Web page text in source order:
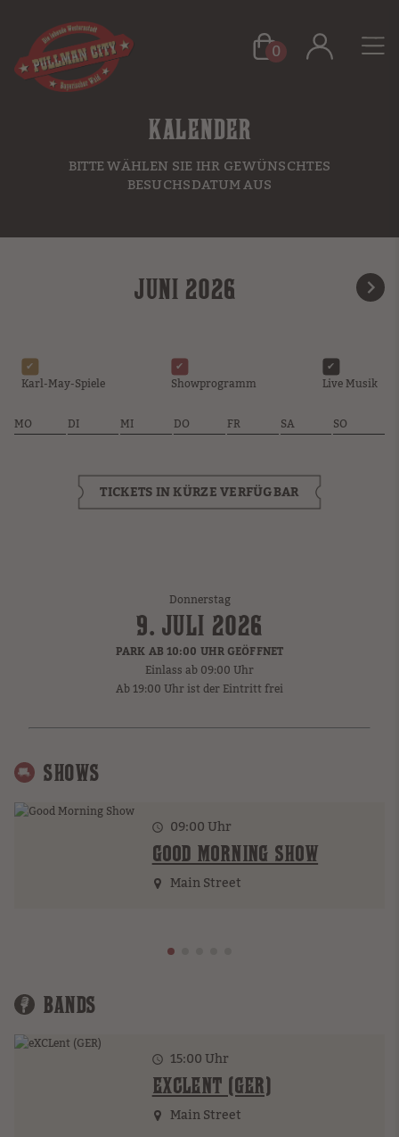
0
KALENDER
BITTE WÄHLEN SIE IHR GEWÜNSCHTES
BESUCHSDATUM AUS
JUNI 2026
Karl-May-Spiele Showprogramm
Live Musik
MO
DI MI DO FR SA SO
TICKETS IN KÜRZE VERFÜGBAR
Donnerstag
9. JULI 2026
PARK AB 10:00 UHR GEÖFFNET
Einlass ab 09:00 Uhr
Ab 19:00 Uhr ist der Eintritt frei
SHOWS
09:00Uhr
GOOD MORNING SHOW
Main Street
BANDS
15:00 Uhr
EXCLENT (GER)
Main Street